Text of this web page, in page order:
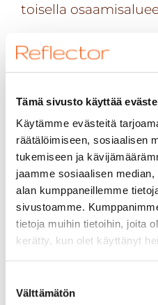
Tämä sivusto käyttää
Käytämme evästeitä
räätälöimiseen, sosiaalisen
tukemiseen ja
jaamme sosiaalisen
alan kumppaneillemme
sivustoamme.
tietoja muihin tietoihin, joita
kerätty, kun olet käyttänyt
valinta
Välttämätön
toisella
Kun
kokemus alalta, niin
ihminen jakaa
ihmiselle, ja
Hyvin inhimillistä ja
inhimillistetty.
Kuinka rakennetaan
konsulttimme ovat